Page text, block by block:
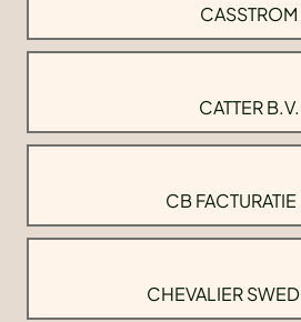
CASSTROM
CATTER B.V.
CB FACTURATIE
CHEVALIER